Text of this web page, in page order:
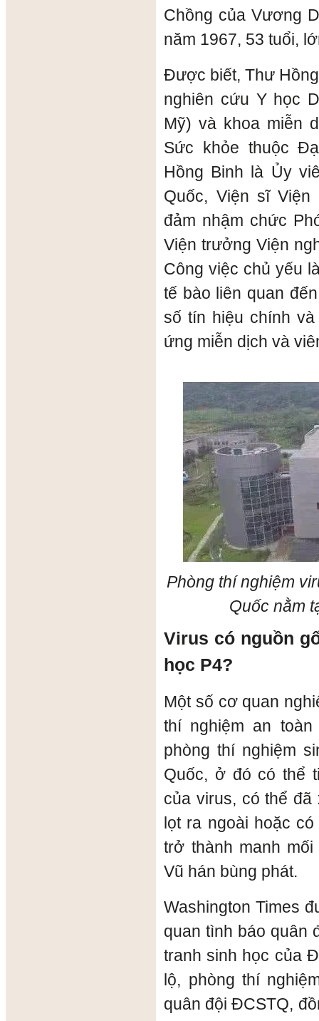
Chồng của Vương
năm 1967, 53 tuổi,
Được biết, Thư
nghiên cứu Y học
Mỹ) và khoa miễn
Sức khỏe thuộc
Hồng Binh là Ủy
Quốc, Viện sĩ
đảm nhậm chức
Viện trưởng Viện
Công việc chủ yếu
tế bào liên quan
số tín hiệu chính
ứng miễn dịch và
Phòng thí nghiệm
Quốc nằm
Virus có nguồn
học P4?
Một số cơ quan
thí nghiệm an
phòng thí nghiệm
Quốc, ở đó có thể
của virus, có thể
lọt ra ngoài hoặc
trở thành manh
Vũ hán bùng phát.
Washington Times
quan tình báo quân
tranh sinh học của
lộ, phòng thí
quân đội ĐCSTQ,